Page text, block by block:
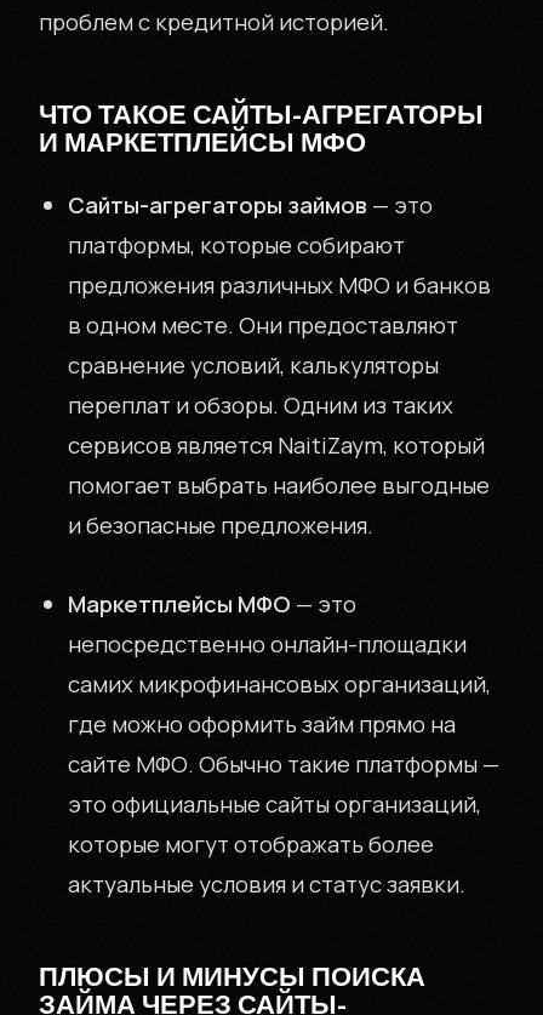
проблем с кредитной историей.
ЧТО ТАКОЕ САЙТЫ-АГРЕГАТОРЫ
И МАРКЕТПЛЕЙСЫ МФО
Сайты-агрегаторы займов — это
платформы, которые собирают
предложения различных МФО и банков
в одном месте. Они предоставляют
сравнение условий, калькуляторы
переплат и обзоры. Одним из таких
сервисов является NaitiZaym, который
помогает выбрать наиболее выгодные
и безопасные предложения.
Маркетплейсы МФО — это
непосредственно онлайн-площадки
самих микрофинансовых организаций,
где можно оформить займ прямо на
сайте МФО. Обычно такие платформы —
это официальные сайты организаций,
которые могут отображать более
актуальные условия и статус заявки.
ПЛЮСЫ И МИНУСЫ ПОИСКА
ЗАЙМА ЧЕРЕЗ САЙТЫ-